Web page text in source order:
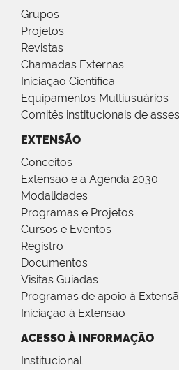
Grupos
Projetos
Revistas
Chamadas Externas
Iniciação Científica
Equipamentos Multiusuários
Comitês institucionais de
EXTENSÃO
Conceitos
Extensão e a Agenda 2030
Modalidades
Programas e Projetos
Cursos e Eventos
Registro
Documentos
Visitas Guiadas
Programas de apoio à
Iniciação à Extensão
ACESSO À INFORMAÇÃO
Institucional